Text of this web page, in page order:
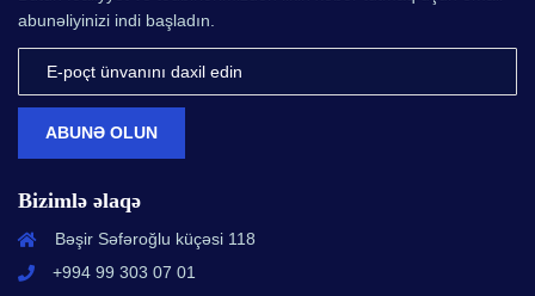
abunəliyinizi indi başladın.
ABUNƏ OLUN
Bizimlə əlaqə
Bəşir Səfəroğlu küçəsi 118
+994 99 303 07 01